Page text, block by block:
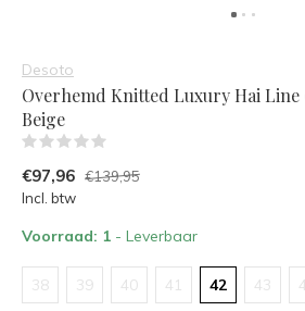
Desoto
Overhemd Knitted Luxury Hai Line
Beige
€97,96 €139,95
Incl. btw
Voorraad: 1 - Leverbaar
38 39 40 41 42 43